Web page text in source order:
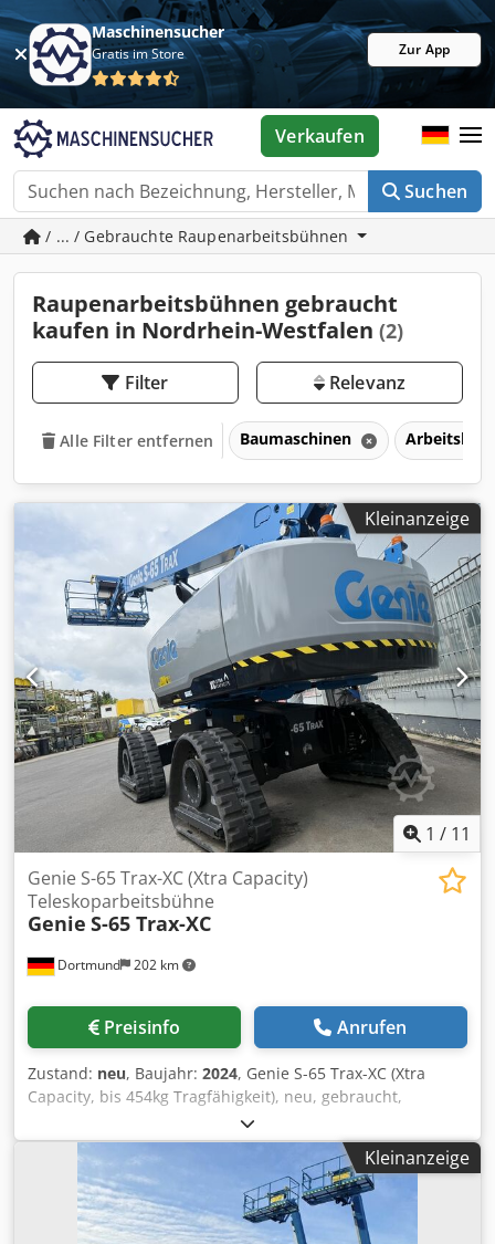
Maschinensucher
Gratis im Store Zur App
Suchen
Verkaufen
/ ... / Gebrauchte Raupenarbeitsbühnen
Raupenarbeitsbühnen gebraucht
kaufen in Nordrhein-Westfalen (2)
Filter Relevanz
Alle Filter entfernen Baumaschinen
Kleinanzeige
1 / 11
Dortmund 202 km
Genie S-65 Trax-XC (Xtra Capacity)
Teleskoparbeitsbühne
Genie S-65 Trax-XC
Preisinfo Anrufen
Zustand: neu, Baujahr: 2024, Genie S-65 Trax-XC (Xtra
Capacity, bis 454kg Tragfähigkeit), neu, gebraucht,
Vorführmaschinen verfügbar Djdpfsvm U Tyjx Amhjck
Kleinanzeige